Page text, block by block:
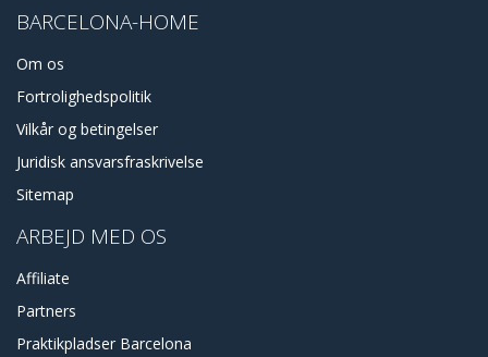
BARCELONA-HOME
Om os
Fortrolighedspolitik
Vilkår og betingelser
Juridisk ansvarsfraskrivelse
Sitemap
ARBEJD MED OS
Affiliate
Partners
Praktikpladser Barcelona